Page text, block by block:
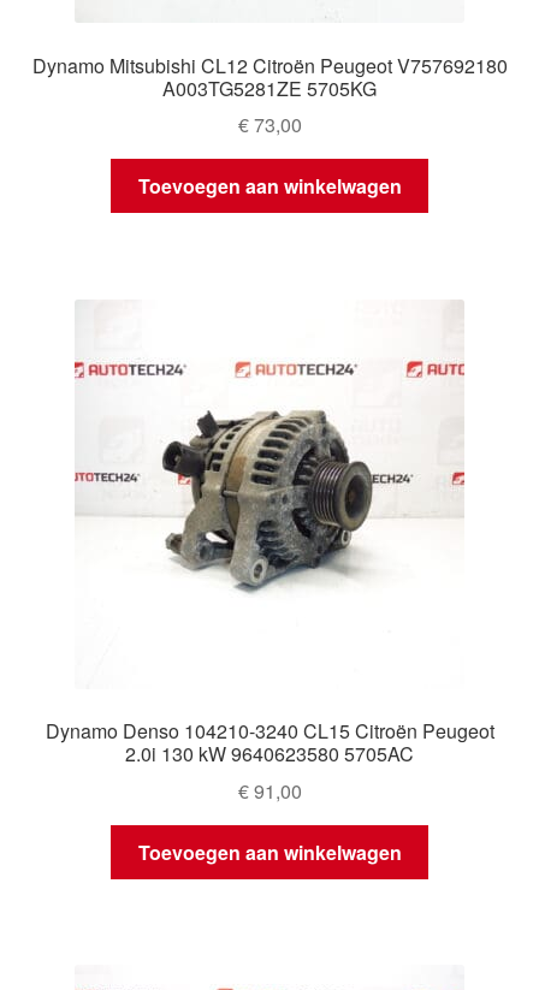
Dynamo Mitsubishi CL12 Citroën Peugeot V757692180
A003TG5281ZE 5705KG
€73,00
Toevoegen aan winkelwagen
Dynamo Denso 104210-3240 CL15 Citroën Peugeot
2.0i 130 kW 9640623580 5705AC
€91,00
Toevoegen aan winkelwagen